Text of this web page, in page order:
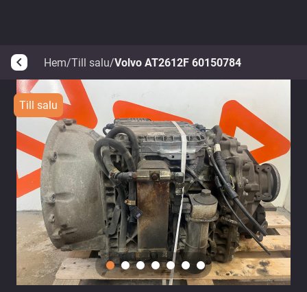
arrow_back_ios Hem/Till salu/Volvo AT2612F 60150784
Till salu